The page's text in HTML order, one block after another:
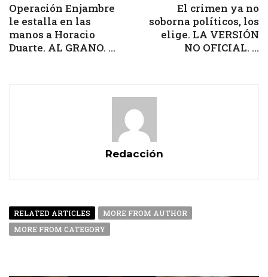
Operación Enjambre
le estalla en las
manos a Horacio
Duarte. AL GRANO. ...
El crimen ya no
soborna políticos, los
elige. LA VERSIÓN
NO OFICIAL. ...
Redacción
RELATED ARTICLES
MORE FROM AUTHOR
MORE FROM CATEGORY